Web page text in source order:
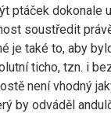
ptáček dokonale
soustředit
je také to, aby
ticho, tzn. i
není vhodný
by odváděl